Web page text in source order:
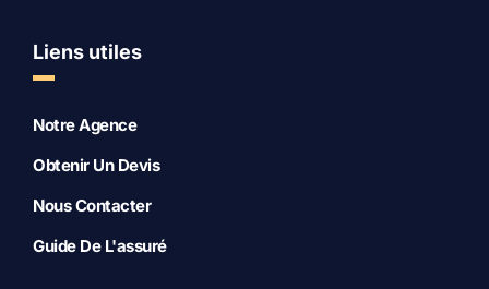
Liens utiles
Notre Agence
Obtenir Un Devis
Nous Contacter
Guide De L'assuré